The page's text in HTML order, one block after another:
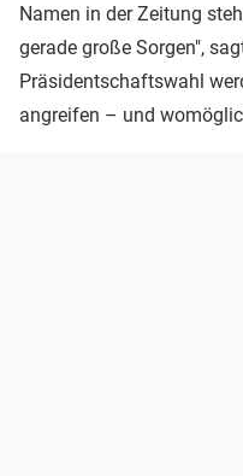
Namen in der Zeitung
gerade große Sorgen",
Präsidentschaftswahl
angreifen – und